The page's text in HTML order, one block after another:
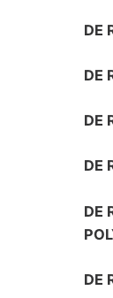
DE
DE
DE
DE
DE
DE